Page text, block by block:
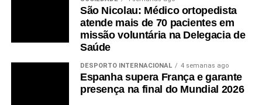
São Nicolau: Médico ortopedista
atende mais de 70 pacientes em
missão voluntária na Delegacia de
Saúde
DESPORTO INTERNACIONAL 4 semanas ago
Espanha supera França e garante
presença na final do Mundial 2026